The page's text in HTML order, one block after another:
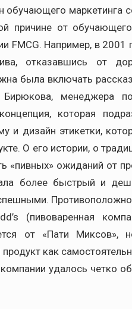
маркетинга
причине от
FMCG. Например, в
отказавшись от
была включать
менеджера
которая
и дизайн этикетки,
О его истории, о
ожиданий от
более быстрый и
(пивоваренная
от «Пати
как
удалось четко